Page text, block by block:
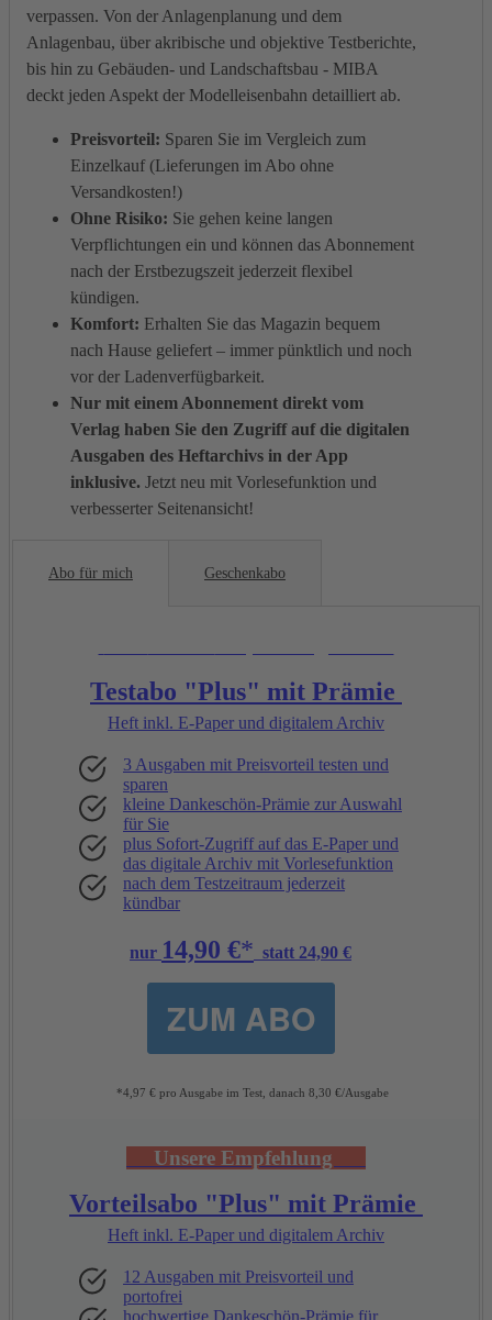
verpassen. Von der Anlagenplanung und dem
Anlagenbau, über akribische und objektive Testberichte,
bis hin zu Gebäuden- und Landschaftsbau - MIBA
deckt jeden Aspekt der Modelleisenbahn detailliert ab.
Preisvorteil: Sparen Sie im Vergleich zum
Einzelkauf (Lieferungen im Abo ohne
Versandkosten!)
Ohne Risiko: Sie gehen keine langen
Verpflichtungen ein und können das Abonnement
nach der Erstbezugszeit jederzeit flexibel
kündigen.
Komfort: Erhalten Sie das Magazin bequem
nach Hause geliefert – immer pünktlich und noch
vor der Ladenverfügbarkeit.
Nur mit einem Abonnement direkt vom
Verlag haben Sie den Zugriff auf die digitalen
Ausgaben des Heftarchivs in der App
inklusive. Jetzt neu mit Vorlesefunktion und
verbesserter Seitenansicht!
Abo für mich Geschenkabo
Testabo "Plus" mit Prämie
Heft inkl. E-Paper und digitalem Archiv
3 Ausgaben mit Preisvorteil testen und
sparen
kleine Dankeschön-Prämie zur Auswahl
für Sie
plus Sofort-Zugriff auf das E-Paper und
das digitale Archiv mit Vorlesefunktion
nach dem Testzeitraum jederzeit
kündbar
nur 14,90 €* statt 24,90 €
ZUM ABO
*4,97 € pro Ausgabe im Test, danach 8,30 €/Ausgabe
Unsere Empfehlung
Vorteilsabo "Plus" mit Prämie
Heft inkl. E-Paper und digitalem Archiv
12 Ausgaben mit Preisvorteil und
portofrei